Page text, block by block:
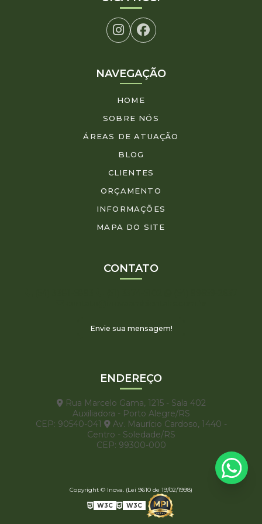
NAVEGAÇÃO
HOME
SOBRE NÓS
ÁREAS DE ATUAÇÃO
BLOG
CLIENTES
ORÇAMENTO
INFORMAÇÕES
MAPA DO SITE
CONTATO
Envie sua mensagem!
ENDEREÇO
Rua Marcelo Gama, 1215 - Sala 402
Auxiliadora - Porto Alegre/RS
CEP: 90540-041
Av. Maurício Cardoso, 1440 -
Centro - Soledade/RS
CEP: 99300-000
Copyright © Inova. (Lei 9610 de 19/02/1998)
W3C W3C